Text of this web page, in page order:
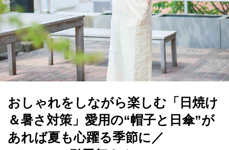
おしゃれをしながら楽しむ「日焼け
＆暑さ対策」愛用の“帽子と日傘”が
あれば夏も心躍る季節に／